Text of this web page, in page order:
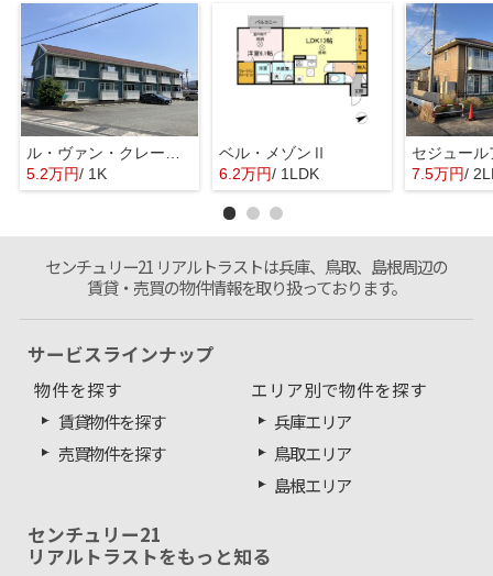
5.2万円/ 1K
ベル・メゾンⅡ
6.2万円/ 1LDK
セジュー
7.5万円/
センチュリー21 リアルトラストは兵庫、鳥取、島根周辺の
賃貸・売買の物件情報を取り扱っております。
サービスラインナップ
物件を探す
賃貸物件を探す
売買物件を探す
エリア別で物件を探す
兵庫エリア
鳥取エリア
島根エリア
センチュリー21
リアルトラストをもっと知る